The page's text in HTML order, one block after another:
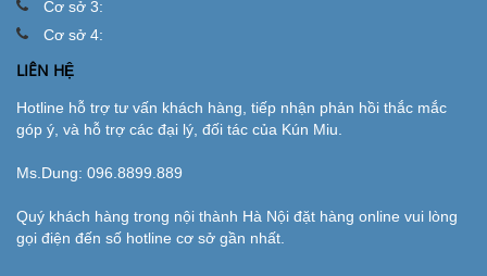
Cơ sở 3:
Cơ sở 4:
LIÊN HỆ
Hotline hỗ trợ tư vấn khách hàng, tiếp nhận phản hồi thắc mắc
góp ý, và hỗ trợ các đại lý, đối tác của Kún Miu.
Ms.Dung: 096.8899.889
Quý khách hàng trong nội thành Hà Nội đặt hàng online vui lòng
gọi điện đến số hotline cơ sở gần nhất.